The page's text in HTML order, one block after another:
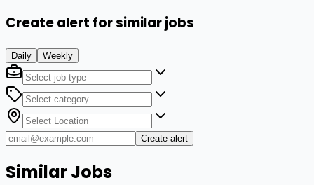
Create alert for similar jobs
Daily Weekly
Create alert
Similar Jobs